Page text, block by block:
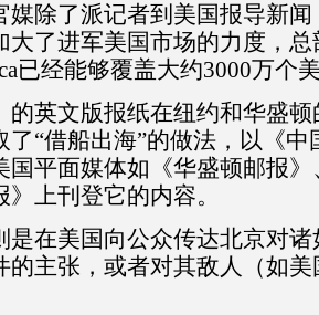
媒除了派记者到美国报导新
大了进军美国市场的力度，
已经能够覆盖大约3000万个
的英文版报纸在纽约和华盛
了“借船出海”的做法，以《
国平面媒体如《华盛顿邮报
》上刊登它的内容。
是在美国向公众传达北京对
的主张，或者对其敌人（如